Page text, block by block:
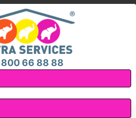
800 66 88 88